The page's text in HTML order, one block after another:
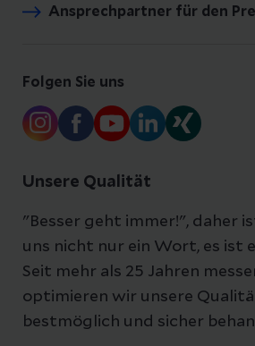
Ansprechpartner für den
Folgen Sie uns
Unsere Qualität
"Besser geht immer!", daher
uns nicht nur ein Wort, es ist
Seit mehr als 25 Jahren
optimieren wir unsere
bestmöglich und sicher